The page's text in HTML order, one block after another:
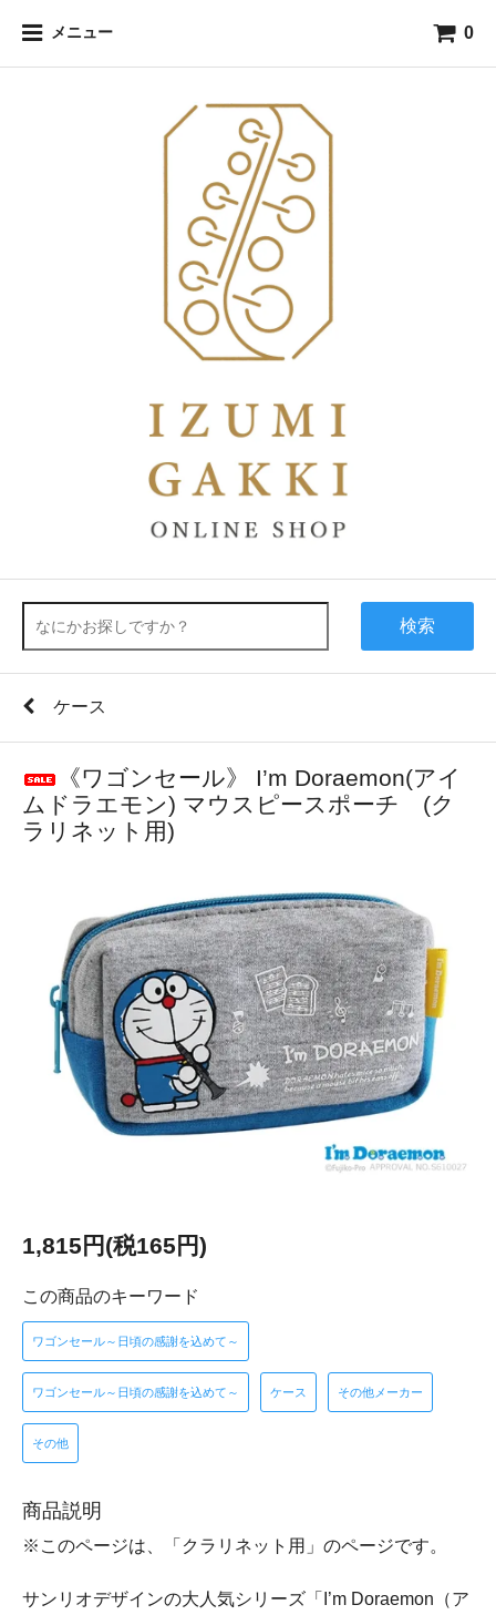
メニュー 0
検索
ケース
《ワゴンセール》 I’m Doraemon(アイ
ムドラエモン) マウスピースポーチ (ク
ラリネット用)
1,815円(税165円)
この商品のキーワード
ワゴンセール～日頃の感謝を込めて～
ワゴンセール～日頃の感謝を込めて～ ケース その他メーカー
その他
商品説明
※このページは、「クラリネット用」のページです。
サンリオデザインの大人気シリーズ「I’m Doraemon（ア